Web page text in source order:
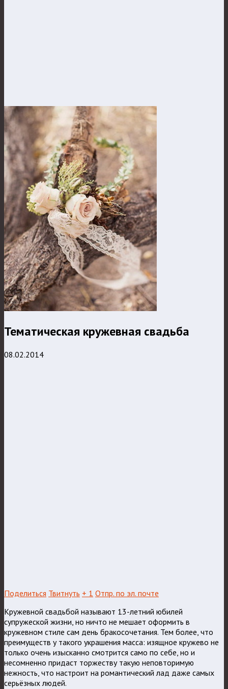
Тематическая кружевная свадьба
08.02.2014
Поделиться Твитнуть + 1 Отпр. по эл. почте
Кружевной свадьбой называют 13-летний юбилей
супружеской жизни, но ничто не мешает оформить в
кружевном стиле сам день бракосочетания. Тем более, что
преимуществ у такого украшения масса: изящное кружево не
только очень изысканно смотрится само по себе, но и
несомненно придаст торжеству такую неповторимую
нежность, что настроит на романтический лад даже самых
серьёзных людей.